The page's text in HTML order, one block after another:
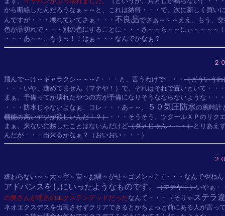
から断線したんだろうなぁ～～と、これは納得・・・で、次に新しく買い
んですが・・・壊れていてさぁ・・・ 不良品でさぁ～～～ええ、もう、
色が品切れで・・・別の色にすることに・・・さ～～ら～～にぃ～～～～
２
飛んで～け～ギャラクシ～～～♪・・・と、言うわけで・・・ （どういう
・・・いや、進めてません（マテや！）で、それはそれで置いといて・・
まぁ、予備ってか壊れたやつの方が予備になりそうなならないような・・
・・・防水じゃないよなぁ、コレ・・・あ～～、
５０気圧防水の腕時計
機能の高いヤツが欲しいんだ！？） ・・・そうそう、ツクールＸＰのリク
まぁ、来ないに越したことはないんだけど（ダメじゃん・・・）とりあえ
２
終わらない～～大～宇～宙～お騒～がせ～ゴメン～♪（・・・なんでやね
アドバンスをしにいったようなものです。 （マテヤ！）いやぁ・
の奥さんが連合のエクステンデッドだったなんて・・・（そりゃステラ
ネオエクスデスを出現させずクリアできるとかちょっと前にある人が言っ